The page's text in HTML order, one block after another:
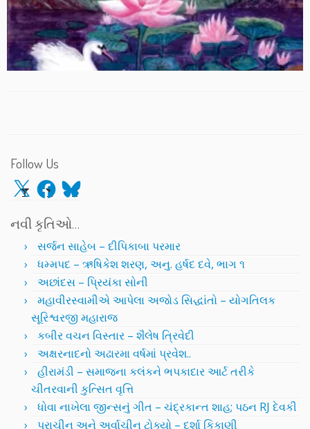
Follow Us
X Facebook
Bluesky
નવી કૃતિઓ…
સર્જન સાહેબ – દીપિકાબા પરમાર
ધમ્મપદ – ઋષિકેશ શરણ, અનુ. હર્ષદ દવે, ભાગ ૧
અછાંદસ – પ્રિયંકા સોની
મહાવીરસ્વામીએ આપેલા અજોડ સિદ્ધાંતો – યોગતિલક
સૂરિશ્વરજી મહારાજ
કબીર વચન વિસ્તાર – શૈલેષ ત્રિવેદી
અક્ષરનાદનો અઢારમા વર્ષમાં પ્રવેશ..
હીરામંડી – સમાજના કલંકને ભપકાદાર આર્ટ તરીકે
ચીતરવાની કુત્સિત વૃત્તિ
ધોવા નાખેલા જીન્સનું ગીત – ચંદ્રકાન્ત શાહ; પઠન RJ દેવકી
પ્રાચીન અને અર્વાચીન ટોક્યો – દર્શા કિકાણી